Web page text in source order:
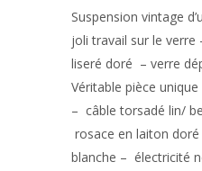
Suspension vintage
joli travail sur le verre
liseré doré – verre
Véritable pièce
– câble torsadé lin/
rosace en laiton
blanche – électricité